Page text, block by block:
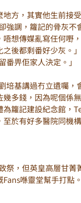
方，其實他生前接
強調，籮記的骨灰
想傳媒亂寫任何嘢
後都剩番好少灰。
畀佢家人決定。」
培基講過冇立遺囑
多錢，因為呢個係
籮記建設紀念館，
於有好多醫院同機
祭，但英皇高層甘
喺靈堂幫手打點